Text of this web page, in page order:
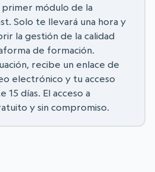
módulo de la
Solo te llevará una hora y
la gestión de la calidad
de formación.
recibe un enlace de
electrónico y tu acceso
días. El acceso a
y sin compromiso.